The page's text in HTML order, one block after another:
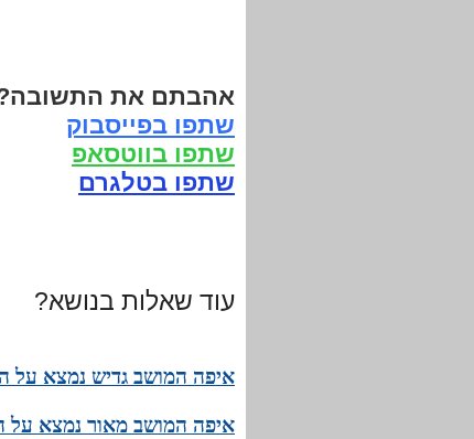
אהבתם את
שתפו בפייסבוק
שתפו בווטסאפ
שתפו בטלגרם
עוד שאלות בנושא?
איפה המושב גדיש נמצא על
איפה המושב מאור נמצא על